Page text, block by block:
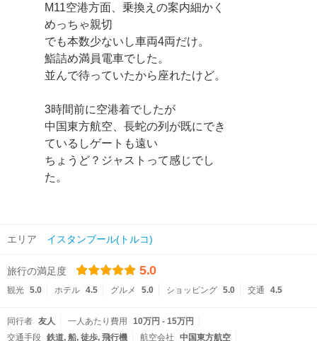
M11空港方面、乗換えの案内細かく
めっちゃ親切
でも本数少ないし車両4両だけ。
鮨詰め満員電車でした。
並んで待っていたから座れたけど。
3時間前に空港着でしたが
中国東方航空、長蛇の列が既にでき
ているしゲートも遠い
ちょうど？ジャストって感じでし
た。
エリア イスタンブール(トルコ)
旅行の満足度 5.0
観光 5.0 ホテル 4.5 グルメ 5.0 ショッピング 5.0 交通 4.5
同行者 友人 一人あたり費用
10万円 - 15万円
交通手段 鉄道 船 徒歩 飛行機 航空会社 中国東方航空